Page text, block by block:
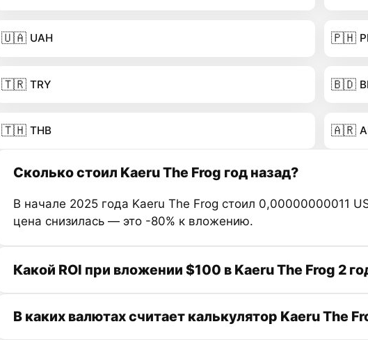
🇺🇦 UAH 🇵🇭
🇹🇷 TRY 🇧🇩
🇹🇭 THB 🇦🇷
Сколько стоил Kaeru The Frog год назад?
В начале 2025 года Kaeru The Frog стоил 0,00000000011
цена снизилась — это -80% к вложению.
Какой ROI при вложении $100 в Kaeru The Frog 2
В каких валютах считает калькулятор Kaeru The